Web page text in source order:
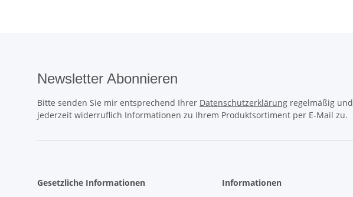
Newsletter Abonnieren
Bitte senden Sie mir entsprechend Ihrer Datenschutzerklärung regelmäßig und
jederzeit widerruflich Informationen zu Ihrem Produktsortiment per E-Mail zu.
Gesetzliche Informationen Informationen